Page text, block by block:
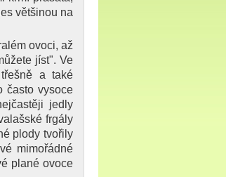
většinou na
ovoci, až
jíst". Ve
a také
často vysoce
jedly
frgály
plody tvořily
mimořádné
plané ovoce